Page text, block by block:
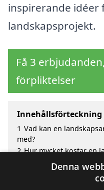
inspirerande idéer
landskapsprojekt.
Få 3
förpliktelser
Innehållsförteckning
1 Vad kan en
med?
2 Hur mycket kostar en
Fördelar med att välja
Sök efter en skicklig
omgivande städerna
Denna